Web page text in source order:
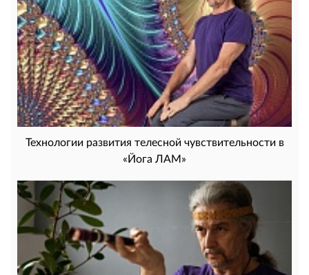
Технологии развития телесной чувствительности в
«Йога ЛАМ»